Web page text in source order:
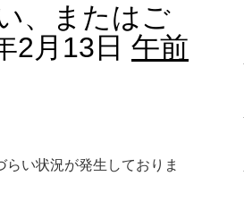
、またはご
2月13日 午前
い状況が発生しておりま